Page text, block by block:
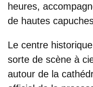
heures,
de hautes
Le centre
sorte de scène à
autour de la